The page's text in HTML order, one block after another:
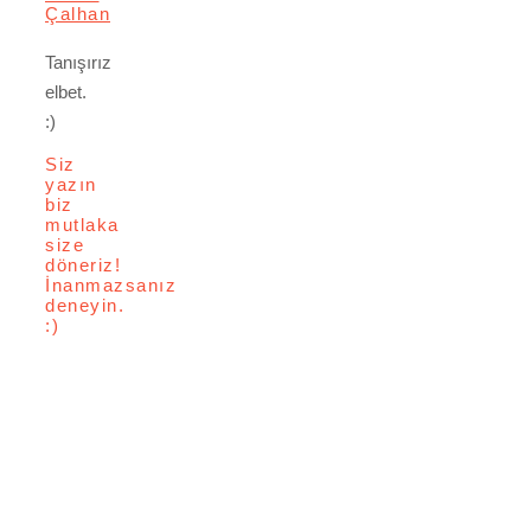
Çalhan
Tanışırız
elbet.
:)
Siz
yazın
biz
mutlaka
size
döneriz!
İnanmazsanız
deneyin.
:)